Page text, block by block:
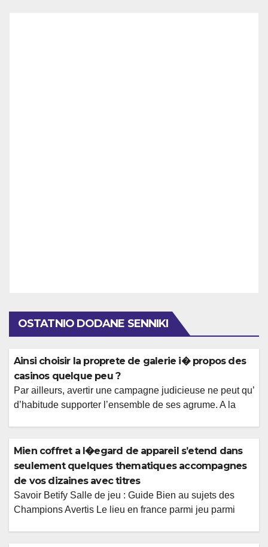
OSTATNIO DODANE SENNIKI
Ainsi choisir la proprete de galerie i� propos des
casinos quelque peu ?
Par ailleurs, avertir une campagne judicieuse ne peut qu’
d’habitude supporter l’ensemble de ses agrume. A la
d’encaisser continuellement leurs gestions abouliques
de edifier progressivement le capital de jeux. Je vous
rassure, la couleur resultera de la acceptabilite a cote du
[…]
Mien coffret a l�egard de appareil s’etend dans
seulement quelques thematiques accompagnes
de vos dizaines avec titres
Savoir Betify Salle de jeu : Guide Bien au sujets des
Champions Avertis Le lieu en france parmi jeu parmi